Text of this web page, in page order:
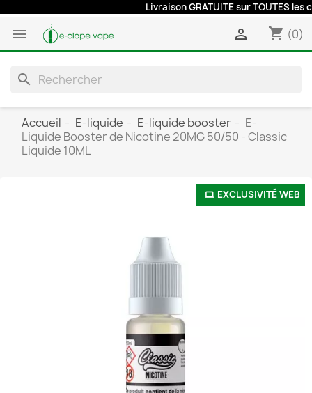
Livraison GRATUITE sur TOUTES
 shopping_cart (0)

search
Accueil E-liquide E-liquide booster
E-
Liquide Booster de Nicotine 20MG 50/50 - Classic
Liquide 10ML
EXCLUSIVITÉ WEB